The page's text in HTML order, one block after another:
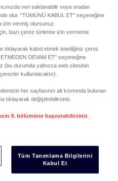
veri saklanabilir veya oradan
olur. "TÜMÜNÜ KABUL ET" seçeneğine
izin vermiş olursunuz.
bazı çerez türlerine izin vermeme
tıklayarak kabul etmek istediğiniz çerez
DEVAM ET" seçeneğine
(bu durumda yalnızca web sitesinin
kullanılacaktır).
her sayfasının alt kısmında bulunan
tıklayarak değiştirebilirsiniz.
9. bölümüne başvurabilirsiniz.
Tüm Tanımlama Bilgilerini
Kabul Et